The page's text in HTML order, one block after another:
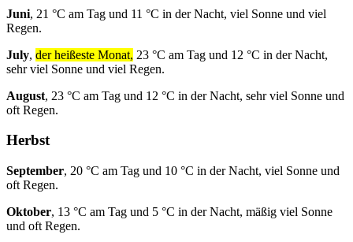
Juni, 21 °C am Tag und 11 °C in der Nacht, viel Sonne und viel
Regen.
July, der heißeste Monat, 23 °C am Tag und 12 °C in der Nacht,
sehr viel Sonne und viel Regen.
August, 23 °C am Tag und 12 °C in der Nacht, sehr viel Sonne und
oft Regen.
Herbst
September, 20 °C am Tag und 10 °C in der Nacht, viel Sonne und
oft Regen.
Oktober, 13 °C am Tag und 5 °C in der Nacht, mäßig viel Sonne
und oft Regen.